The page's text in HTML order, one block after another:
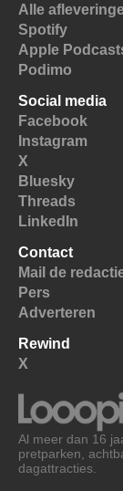
Alle
Spotify
Apple
Podimo
Social media
Facebook
Instagram
X
Bluesky
Threads
LinkedIn
Contact
Mail de
Pers
Adverteren
Rewind
X
Al meer dan 16
pretparken,
dagattracties.